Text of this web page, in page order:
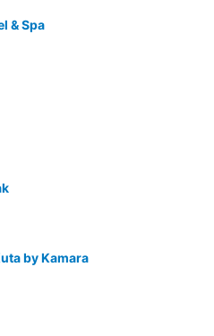
& Spa
by Kamara